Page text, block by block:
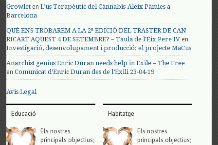
Growlet enL’us Terapèutic del Cànnabis-Aleix Pàmies a
Barcelona
QUÈ ENS TROBAREM A LA 2ª EDICIÓ DEL TRASTER DE CAN
RICART AQUEST 4 DE SETEMBRE? – Taula de l'Eix Pere IV en
Investigació, desenvolupament i producció: el projecte MaCus
Anarchist genius Enric Duran needs help in Exile – The Free
enComunicat d’Enric Duran des de l’Exili 23-04-19
Avis Legal
Educació
Els nostres
principals objectius;
Habitatge
Els nostres
principals objectius;